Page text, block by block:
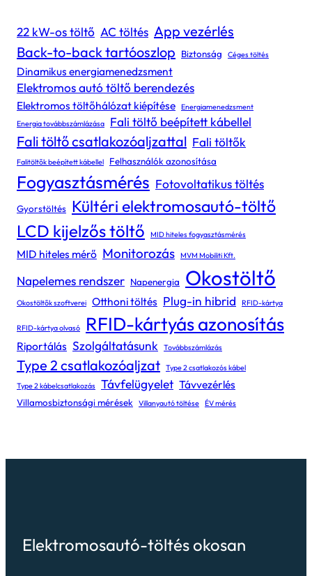
22 kW-os töltő AC töltés App vezérlés
Back-to-back tartóoszlop
Biztonság Céges töltés
Dinamikus energiamenedzsment
Elektromos autó töltő berendezés
Elektromos töltőhálózat kiépítése Energiamenedzsment
Energia továbbszámlázása
Fali töltő beépített kábellel
Fali töltő csatlakozóaljzattal Fali töltők
Falitöltők beépített kábellel Felhasználók azonosítása
Fogyasztásmérés Fotovoltatikus töltés
Gyorstöltés Kültéri elektromosautó-töltő
LCD kijelzős töltő MID hiteles fogyasztásmérés
MID hiteles mérő Monitorozás MVM Mobiliti Kft.
Napelemes rendszer Napenergia Okostöltő
Okostöltők szoftverei Otthoni töltés Plug-in hibrid RFID-kártya
RFID-kártya olvasó RFID-kártyás azonosítás
Riportálás Szolgáltatásunk Továbbszámlázás
Type 2 csatlakozóaljzat Type 2 csatlakozós kábel
Type 2 kábelcsatlakozás Távfelügyelet Távvezérlés
Villamosbiztonsági mérések Villanyautó töltése ÉV mérés
Elektromosautó-töltés okosan